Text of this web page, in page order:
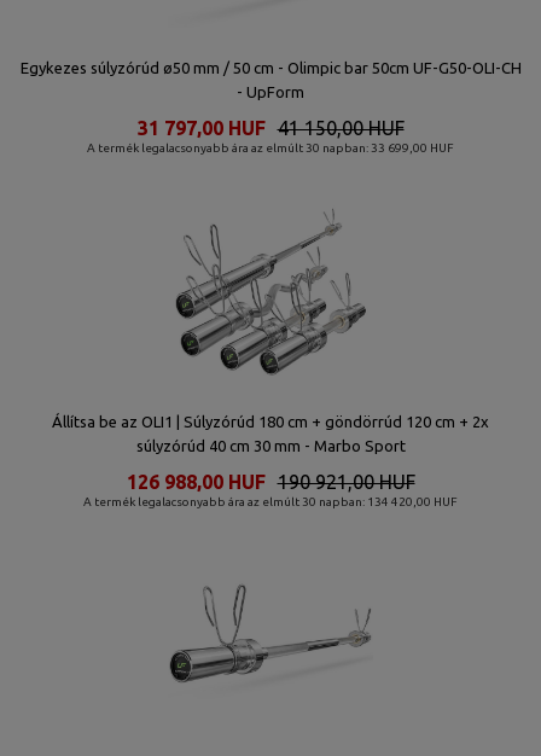
Egykezes súlyzórúd ø50 mm / 50 cm - Olimpic bar 50cm UF-G50-OLI-CH
- UpForm
A termék legalacsonyabb ára az elmúlt 30 napban: 33 699,00 HUF
41 150,00 HUF
31 797,00 HUF
Állítsa be az OLI1 | Súlyzórúd 180 cm + göndörrúd 120 cm + 2x
súlyzórúd 40 cm 30 mm - Marbo Sport
A termék legalacsonyabb ára az elmúlt 30 napban: 134 420,00 HUF
190 921,00 HUF
126 988,00 HUF